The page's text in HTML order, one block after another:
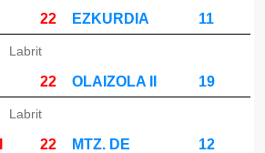
22 EZKURDIA 11
22 OLAIZOLA II 19
Labrit
22
MTZ. DE
12
Labrit